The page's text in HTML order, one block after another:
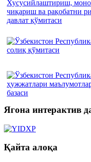
Ягона интерактив
Қайта алоқа